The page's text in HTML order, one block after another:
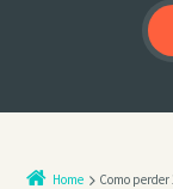
Home Como perder